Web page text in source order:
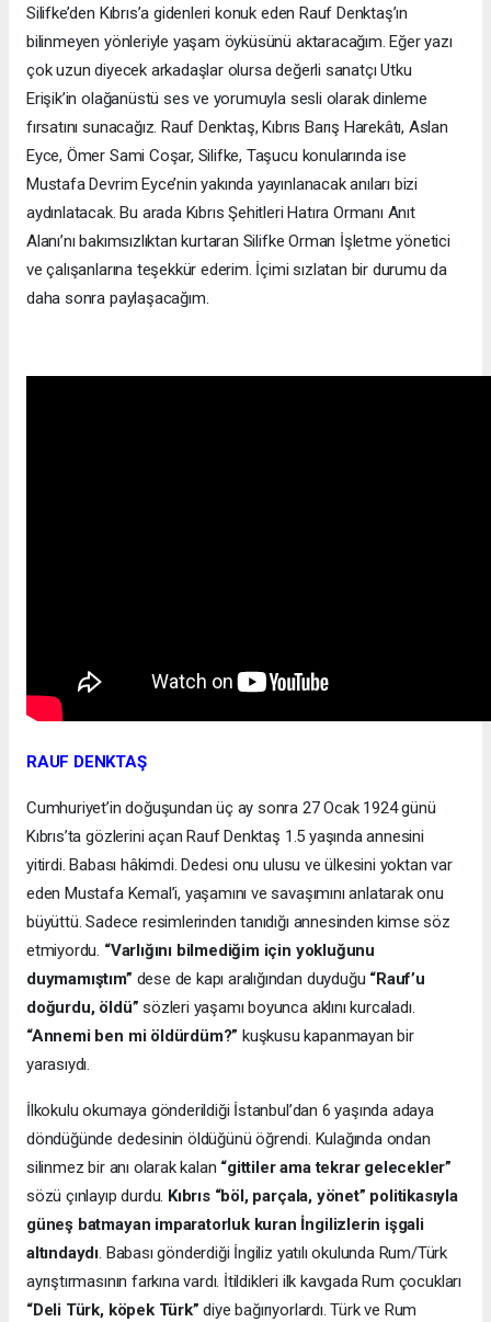
Silifke’den Kıbrıs’a gidenleri konuk eden Rauf Denktaş’ın
bilinmeyen yönleriyle yaşam öyküsünü aktaracağım. Eğer yazı
çok uzun diyecek arkadaşlar olursa değerli sanatçı Utku
Erişik’in olağanüstü ses ve yorumuyla sesli olarak dinleme
fırsatını sunacağız. Rauf Denktaş, Kıbrıs Barış Harekâtı, Aslan
Eyce, Ömer Sami Coşar, Silifke, Taşucu konularında ise
Mustafa Devrim Eyce’nin yakında yayınlanacak anıları bizi
aydınlatacak. Bu arada Kıbrıs Şehitleri Hatıra Ormanı Anıt
Alanı’nı bakımsızlıktan kurtaran Silifke Orman İşletme yönetici
ve çalışanlarına teşekkür ederim. İçimi sızlatan bir durumu da
daha sonra paylaşacağım.
RAUF DENKTAŞ
Cumhuriyet’in doğuşundan üç ay sonra 27 Ocak 1924 günü
Kıbrıs’ta gözlerini açan Rauf Denktaş 1.5 yaşında annesini
yitirdi. Babası hâkimdi. Dedesi onu ulusu ve ülkesini yoktan var
eden Mustafa Kemal’i, yaşamını ve savaşımını anlatarak onu
büyüttü. Sadece resimlerinden tanıdığı annesinden kimse söz
etmiyordu. “Varlığını bilmediğim için yokluğunu
duymamıştım” dese de kapı aralığından duyduğu “Rauf’u
doğurdu, öldü” sözleri yaşamı boyunca aklını kurcaladı.
“Annemi ben mi öldürdüm?”kuşkusu kapanmayan bir
yarasıydı.
İlkokulu okumaya gönderildiği İstanbul’dan 6 yaşında adaya
döndüğünde dedesinin öldüğünü öğrendi. Kulağında ondan
silinmez bir anı olarak kalan “gittiler ama tekrar gelecekler”
sözü çınlayıp durdu. Kıbrıs “böl, parçala, yönet” politikasıyla
güneş batmayan imparatorluk kuran İngilizlerin işgali
altındaydı. Babası gönderdiği İngiliz yatılı okulunda Rum/Türk
ayrıştırmasının farkına vardı. İtildikleri ilk kavgada Rum çocukları
“Deli Türk, köpek Türk” diye bağırıyorlardı. Türk ve Rum